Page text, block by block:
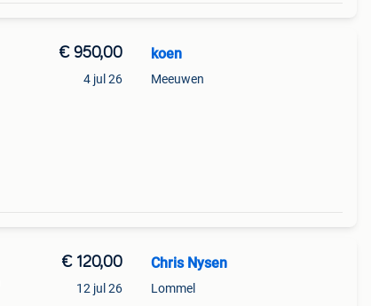
€ 950,00
4 jul 26
koen
Meeuwen
€ 120,00
12 jul 26
Chris Nysen
Lommel